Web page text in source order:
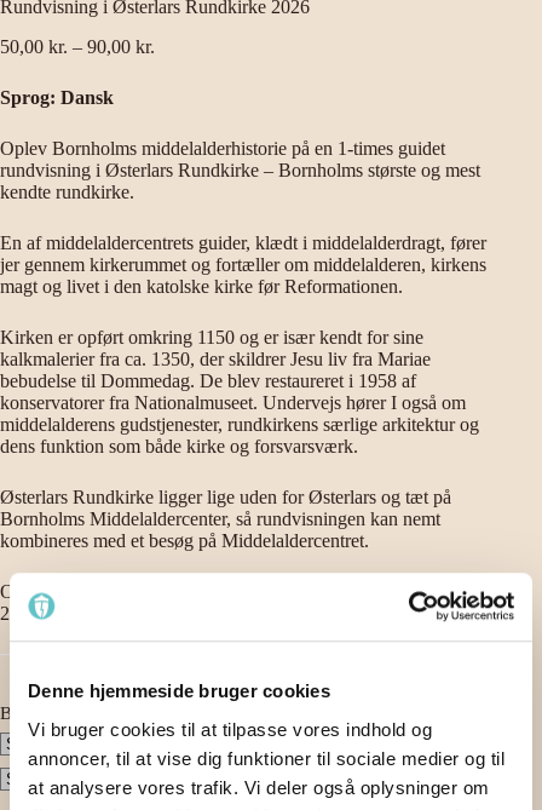
Denne hjemmeside bruger cookies
Vi bruger cookies til at tilpasse vores indhold og
annoncer, til at vise dig funktioner til sociale medier og til
at analysere vores trafik. Vi deler også oplysninger om
Rundvisning i Østerlars Rundkirke 2026
50,00 kr. – 90,00 kr.
Sprog: Dansk
Oplev Bornholms middelalderhistorie på en 1-times guidet
rundvisning i Østerlars Rundkirke – Bornholms største og mest
kendte rundkirke.
En af middelaldercentrets guider, klædt i middelalderdragt, fører
jer gennem kirkerummet og fortæller om middelalderen, kirkens
magt og livet i den katolske kirke før Reformationen.
Kirken er opført omkring 1150 og er især kendt for sine
kalkmalerier fra ca. 1350, der skildrer Jesu liv fra Mariae
bebudelse til Dommedag. De blev restaureret i 1958 af
konservatorer fra Nationalmuseet. Undervejs hører I også om
middelalderens gudstjenester, rundkirkens særlige arkitektur og
dens funktion som både kirke og forsvarsværk.
Østerlars Rundkirke ligger lige uden for Østerlars og tæt på
Bornholms Middelaldercenter, så rundvisningen kan nemt
kombineres med et besøg på Middelaldercentret.
OBS: Ved fremvisning af din billet til denne rundvisning, får du
25% rabat på din entré billet til Bornholms Middelaldercenter.
Bookingdetaljer